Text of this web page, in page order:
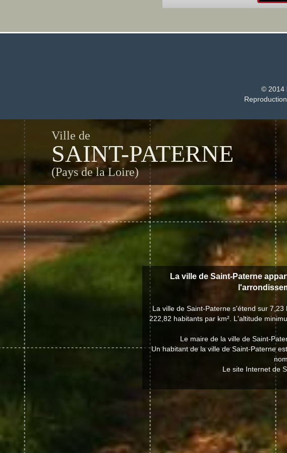
© 2014
Ville de
SAINT-PATERNE
(Pays de la Loire)
La ville de Saint-Paterne
La ville de Saint-Paterne s'étend sur
222,82 habitants par km². L'altitude
Le maire de la ville de Saint-
Un habitant de la ville de Saint-Paterne
Le site Internet de